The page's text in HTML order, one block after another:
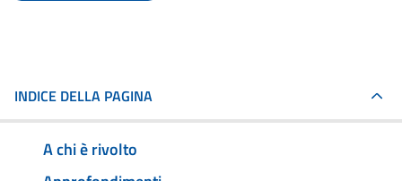
INDICE DELLA PAGINA
A chi è rivolto